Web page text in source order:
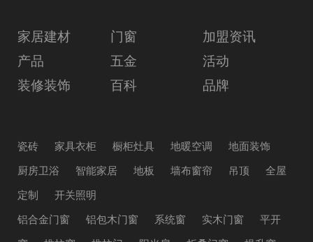
家居建材 门窗
加盟资讯
产品
五金
活动
装修装饰
百科 品牌
瓷砖 家具衣柜 橱柜灶具 地暖空调
地面装饰
厨房卫浴
智能家居 地板 墙布窗帘 吊顶
全屋
定制
开关照明
铝合金门窗
铝包木门窗 系统窗 实木门窗
平开